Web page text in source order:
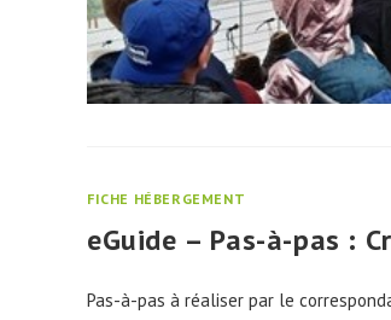
FICHE HÉBERGEMENT
eGuide – Pas-à-pas :
Pas-à-pas à réaliser par le